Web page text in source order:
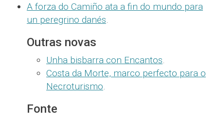
A forza do Camiño ata a fin do mundo para
un peregrino danés.
Outras novas
Unha bisbarra con Encantos.
Costa da Morte, marco perfecto para o
Necroturismo.
Fonte